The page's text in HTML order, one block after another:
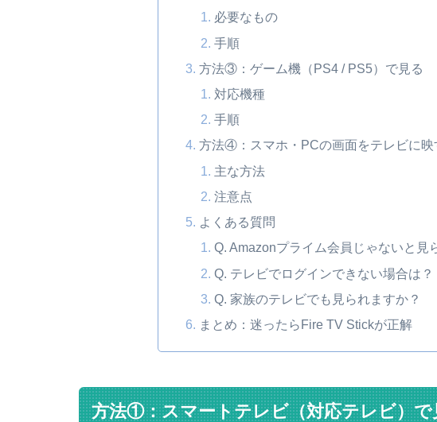
必要なもの
手順
方法③：ゲーム機（PS4 / PS5）で見る
対応機種
手順
方法④：スマホ・PCの画面をテレビに映
主な方法
注意点
よくある質問
Q. Amazonプライム会員じゃないと見
Q. テレビでログインできない場合は？
Q. 家族のテレビでも見られますか？
まとめ：迷ったらFire TV Stickが正解
方法①：スマートテレビ（対応テレビ）